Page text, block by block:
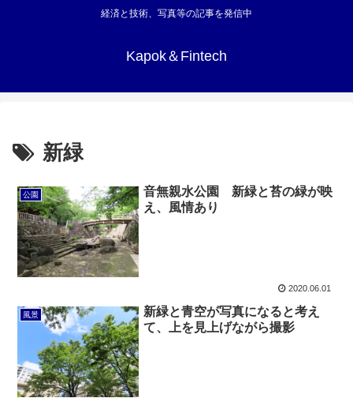
経済と技術、写真等の記事を発信中
Kapok＆Fintech
新緑
公園
音無親水公園 新緑と苔の緑が映
え、風情あり
2020.06.01
風景
新緑と青空が写真になると考え
て、上を見上げながら撮影